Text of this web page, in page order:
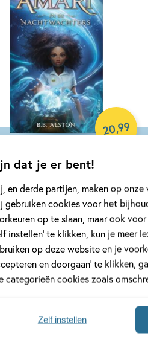
dat je er bent!
en derde partijen, maken op
gebruiken cookies voor het
op te slaan, maar ook
instellen’ te klikken, kun je meer
op deze website en je
en doorgaan’ te klikken,
categorieën cookies zoals
Zelf instellen
1 – Amari en de
20,99